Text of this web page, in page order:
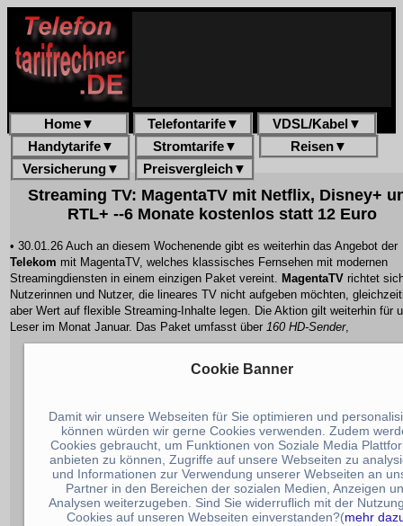
Home▼ Telefontarife▼ VDSL/Kabel ▼
Handytarife▼ Stromtarife▼ Reisen▼
Versicherung▼ Preisvergleich▼
Streaming TV: MagentaTV mit Netflix, Disney+
RTL+ --6 Monate kostenlos statt 12 Euro
• 30.01.26 Auch an diesem Wochenende gibt es weiterhin das Angebot der
Telekom mit MagentaTV, welches klassisches Fernsehen mit modernen
Streamingdiensten in einem einzigen Paket vereint. MagentaTV richtet
Nutzerinnen und Nutzer, die lineares TV nicht aufgeben möchten,
aber Wert auf flexible Streaming-Inhalte legen. Die Aktion gilt weiterhin für
Leser im Monat Januar. Das Paket umfasst über 160 HD-Sender,
Cookie Banner
Damit wir unsere Webseiten für Sie optimieren und
können würden wir gerne Cookies verwenden. Zudem
Cookies gebraucht, um Funktionen von Soziale Media
anbieten zu können, Zugriffe auf unsere Webseiten zu
und Informationen zur Verwendung unserer Webseiten an
Partner in den Bereichen der sozialen Medien, Anzeigen
Analysen weiterzugeben. Sind Sie widerruflich mit der
Cookies auf unseren Webseiten einverstanden?(mehr